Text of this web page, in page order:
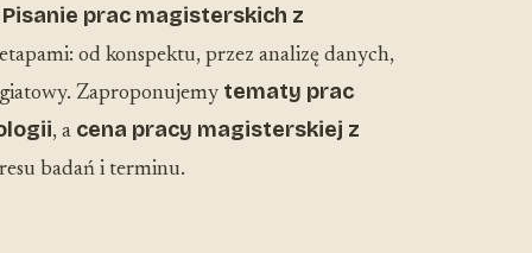
Pisanie prac magisterskich z
od konspektu, przez analizę danych,
Zaproponujemy tematy prac
, a cena pracy magisterskiej z
badań i terminu.